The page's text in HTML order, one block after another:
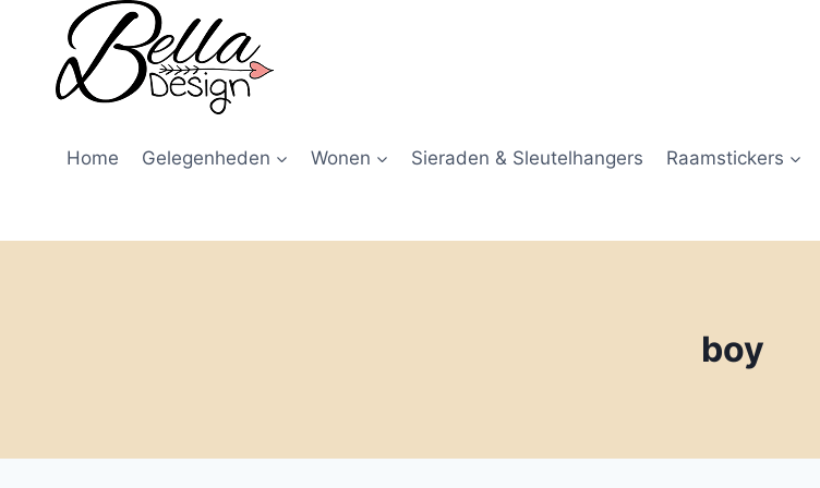
Home Gelegenheden Wonen Sieraden & Sleutelhangers Raamstickers
boy